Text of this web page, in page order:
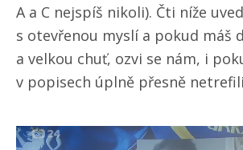
A a C nejspíš nikoli). Čti níže
s otevřenou myslí a pokud máš
a velkou chuť, ozvi se nám, i
v popisech úplně přesně